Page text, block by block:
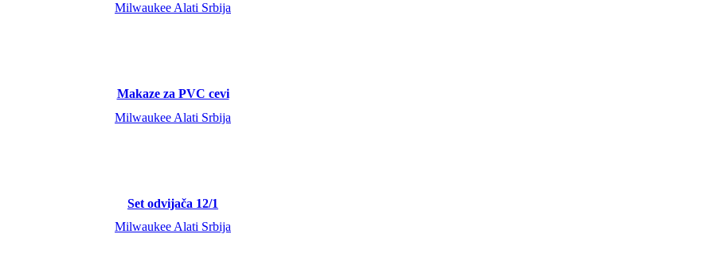
Milwaukee Alati Srbija
Makaze za PVC cevi
Milwaukee Alati Srbija
Set odvijača 12/1
Milwaukee Alati Srbija